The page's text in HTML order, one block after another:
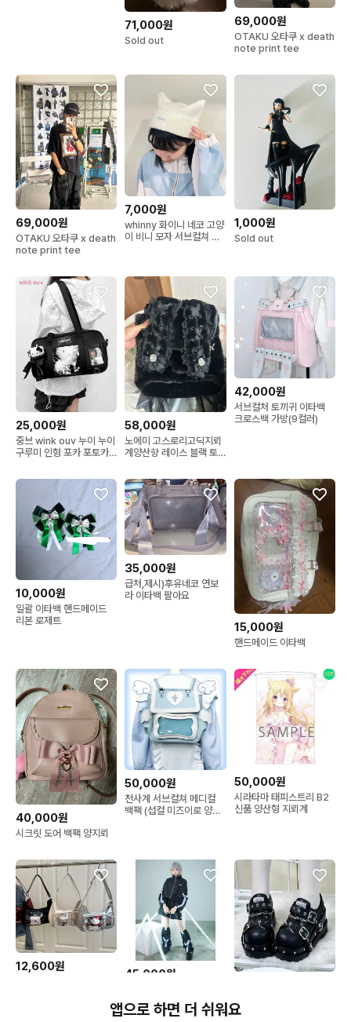
71,000원
Sold out
69,000원
OTAKU 오타쿠 x death
note print tee
69,000원
OTAKU 오타쿠 x death
note print tee
7,000원
whinny 화이니 네코 고양
이 비니 모자 서브컬쳐 섭
1,000원
Sold out
25,000원
중브 wink ouv 누이 누이
구루미 인형 포카 포토카
검정 서브컬처 섭컬 오타
카츠 오시카츠 오타쿠
58,000원
노에미 고스로리고딕지뢰
계양산향 레이스 블랙 토
42,000원
서브컬처 토끼귀 이타백
크로스백 가방(9컬러)
10,000원
일괄 이타백 핸드메이드
리본 로제트
35,000원
급처,제시)후유네코 연보
라 이타백 팔아요
15,000원
핸드메이드 이타백
40,000원
시크릿 도어 백팩 양지뢰
50,000원
천사계 서브컬쳐 메디컬
백팩 (섭컬 미즈이로 양산
50,000원
시라타마 태피스트리 B2
신품 양산형 지뢰계
12,600원
45,000원
특별수사대 져지
양지뢰 양산형 지뢰계 중
브 신발 운동화 통굽 섭컬
앱으로 하면 더 쉬워요